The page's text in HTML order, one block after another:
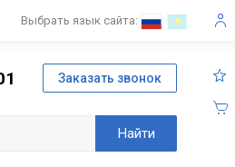
Выбрать язык сайта: